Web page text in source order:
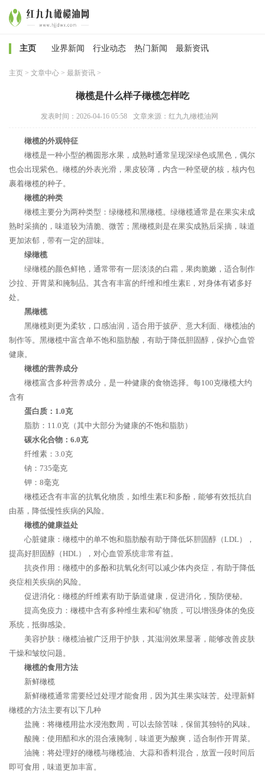
主页 业界新闻 行业动态 热门新闻 最新资讯
主页 > 文章中心 > 最新资讯 >
橄榄是什么样子橄榄怎样吃
发表时间：2026-04-16 05:58 文章来源：红九九橄榄油网
橄榄的外观特征
橄榄是一种小型的椭圆形水果，成熟时通常呈现深绿色或黑色，偶尔
也会出现紫色。橄榄的外表光滑，果皮较薄，内含一种坚硬的核，核内包
裹着橄榄的种子。
橄榄的种类
橄榄主要分为两种类型：绿橄榄和黑橄榄。绿橄榄通常是在果实未成
熟时采摘的，味道较为清脆、微苦；黑橄榄则是在果实成熟后采摘，味道
更加浓郁，带有一定的甜味。
绿橄榄
绿橄榄的颜色鲜艳，通常带有一层淡淡的白霜，果肉脆嫩，适合制作
沙拉、开胃菜和腌制品。其含有丰富的纤维和维生素E，对身体有诸多好
处。
黑橄榄
黑橄榄则更为柔软，口感油润，适合用于披萨、意大利面、橄榄油的
制作等。黑橄榄中富含单不饱和脂肪酸，有助于降低胆固醇，保护心血管
健康。
橄榄的营养成分
橄榄富含多种营养成分，是一种健康的食物选择。每100克橄榄大约
含有
蛋白质：1.0克
脂肪：11.0克（其中大部分为健康的不饱和脂肪）
碳水化合物：6.0克
纤维素：3.0克
钠：735毫克
钾：8毫克
橄榄还含有丰富的抗氧化物质，如维生素E和多酚，能够有效抵抗自
由基，降低慢性疾病的风险。
橄榄的健康益处
心脏健康：橄榄中的单不饱和脂肪酸有助于降低坏胆固醇（LDL），
提高好胆固醇（HDL），对心血管系统非常有益。
抗炎作用：橄榄中的多酚和抗氧化剂可以减少体内炎症，有助于降低
炎症相关疾病的风险。
促进消化：橄榄的纤维素有助于肠道健康，促进消化，预防便秘。
提高免疫力：橄榄中含有多种维生素和矿物质，可以增强身体的免疫
系统，抵御感染。
美容护肤：橄榄油被广泛用于护肤，其滋润效果显著，能够改善皮肤
干燥和皱纹问题。
橄榄的食用方法
新鲜橄榄
新鲜橄榄通常需要经过处理才能食用，因为其生果实味苦。处理新鲜
橄榄的方法主要有以下几种
盐腌：将橄榄用盐水浸泡数周，可以去除苦味，保留其独特的风味。
酸腌：使用醋和水的混合液腌制，味道更为酸爽，适合制作开胃菜。
油腌：将处理好的橄榄与橄榄油、大蒜和香料混合，放置一段时间后
即可食用，味道更加丰富。